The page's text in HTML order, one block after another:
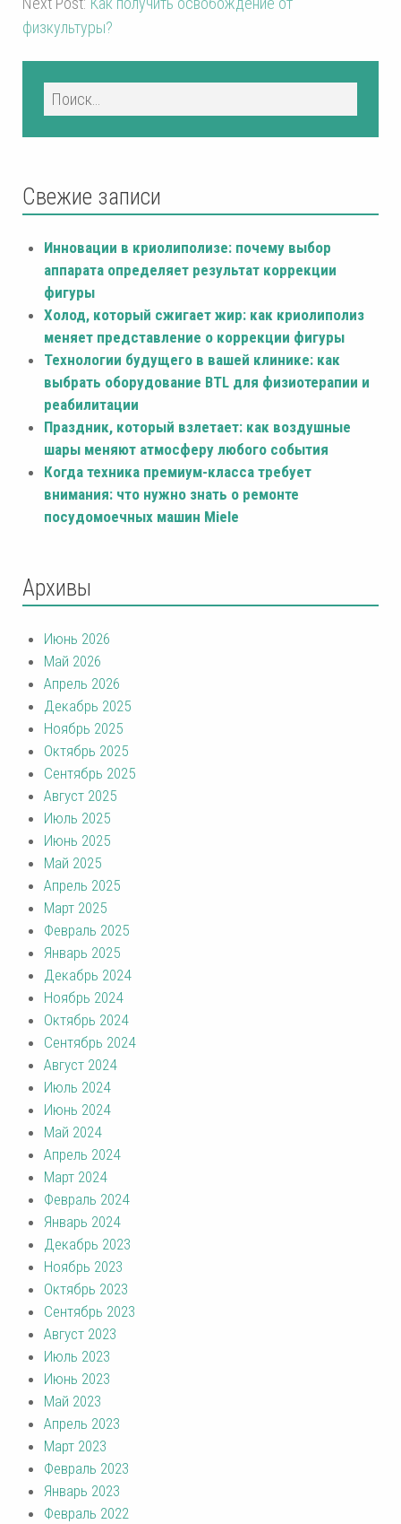
физкультуры?
Свежие записи
Инновации в криолиполизе: почему выбор
аппарата определяет результат коррекции
фигуры
Холод, который сжигает жир: как криолиполиз
меняет представление о коррекции фигуры
Технологии будущего в вашей клинике: как
выбрать оборудование BTL для физиотерапии и
реабилитации
Праздник, который взлетает: как воздушные
шары меняют атмосферу любого события
Когда техника премиум-класса требует
внимания: что нужно знать о ремонте
посудомоечных машин Miele
Архивы
Июнь 2026
Май 2026
Апрель 2026
Декабрь 2025
Ноябрь 2025
Октябрь 2025
Сентябрь 2025
Август 2025
Июль 2025
Июнь 2025
Май 2025
Апрель 2025
Март 2025
Февраль 2025
Январь 2025
Декабрь 2024
Ноябрь 2024
Октябрь 2024
Сентябрь 2024
Август 2024
Июль 2024
Июнь 2024
Май 2024
Апрель 2024
Март 2024
Февраль 2024
Январь 2024
Декабрь 2023
Ноябрь 2023
Октябрь 2023
Сентябрь 2023
Август 2023
Июль 2023
Июнь 2023
Май 2023
Апрель 2023
Март 2023
Февраль 2023
Январь 2023
Февраль 2022